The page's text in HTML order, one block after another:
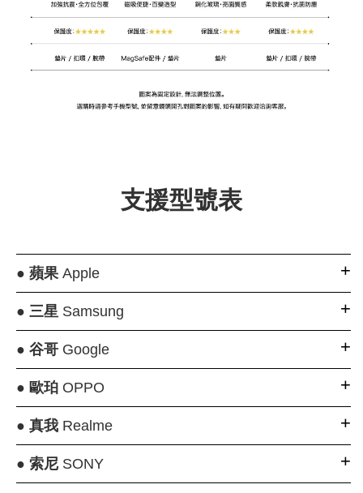
支援型號表
● 蘋果Apple
● 三星Samsung
● 谷哥Google
● 歐珀OPPO
● 真我Realme
● 索尼SONY